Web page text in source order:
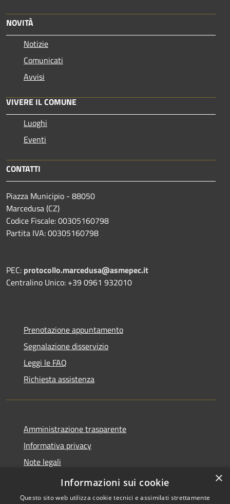
NOVITÀ
Notizie
Comunicati
Avvisi
VIVERE IL COMUNE
Luoghi
Eventi
CONTATTI
Piazza Municipio - 88050
Marcedusa (CZ)
Codice Fiscale: 00305160798
Partita IVA: 00305160798
PEC: protocollo.marcedusa@asmepec.it
Centralino Unico: +39 0961 932010
Prenotazione appuntamento
Segnalazione disservizio
Leggi le FAQ
Richiesta assistenza
Amministrazione trasparente
Informativa privacy
Note legali
Dichiarazione di accessibilità
×
Informazioni sui cookie
Questo sito web utilizza cookie tecnici e assimilati strettamente